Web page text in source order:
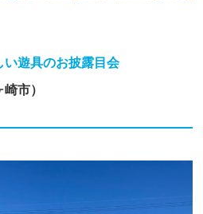
遊具のお披露目会
市）